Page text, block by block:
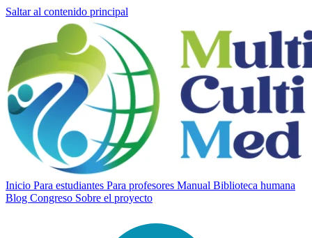
Saltar al contenido principal
Inicio Para estudiantes Para profesores Manual Biblioteca humana
Blog Congreso Sobre el proyecto